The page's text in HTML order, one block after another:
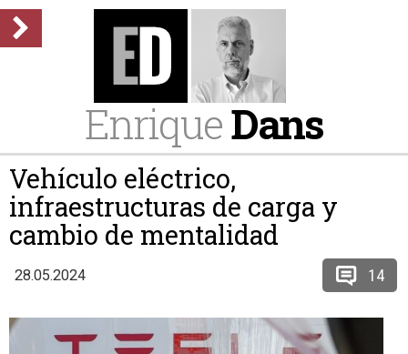
EnriqueDans
Vehículo eléctrico,
infraestructuras de carga y
cambio de mentalidad
28.05.2024 14